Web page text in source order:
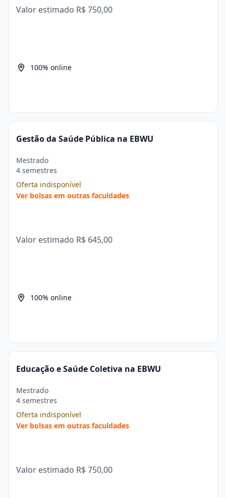
Valor estimado R$ 750,00
100% online
Gestão da Saúde Pública na EBWU
Mestrado
4 semestres
Oferta indisponível
Ver bolsas em outras faculdades
Valor estimado R$ 645,00
100% online
Educação e Saúde Coletiva na EBWU
Mestrado
4 semestres
Oferta indisponível
Ver bolsas em outras faculdades
Valor estimado R$ 750,00